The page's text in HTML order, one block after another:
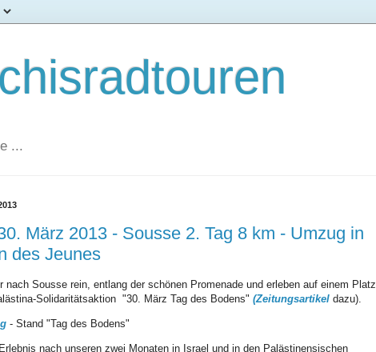
...
März 2013 - Sousse 2. Tag 8 km - Umzug in
des Jeunes
nach Sousse rein, entlang der schönen Promenade und erleben auf einem Platz
Solidaritätsaktion "30. März Tag des Bodens" (Zeitungsartikel dazu).
- Stand "Tag des Bodens"
nach unseren zwei Monaten in Israel und in den Palästinensischen